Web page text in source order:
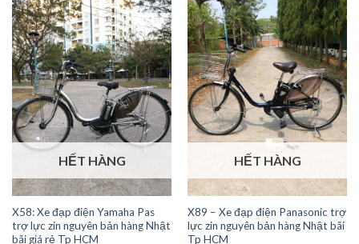
HẾT HÀNG
X58: Xe đạp điện Yamaha Pas
trợ lực zin nguyên bản hàng Nhật
bãi giá rẻ Tp HCM
HẾT HÀNG
X89 – Xe đạp điện Panasonic trợ
lực zin nguyên bản hàng Nhật bãi
Tp HCM